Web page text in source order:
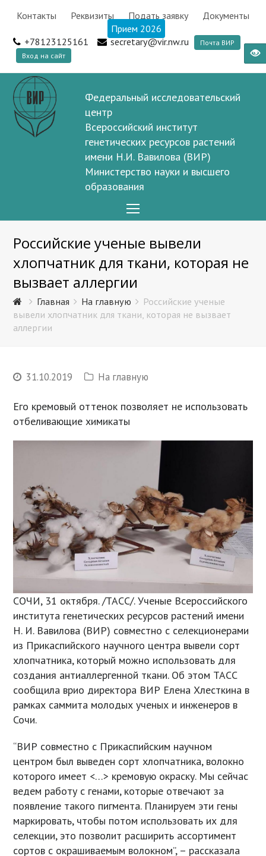
Контакты Реквизиты Подать заявку
Документы
Прием 2026
+78123125161
secretary@vir.nw.ru
Почта ВИР
Вход на сайт
Федеральный исследовательский
центр
Всероссийский институт
генетических ресурсов растений
имени Н.И. Вавилова (ВИР)
Министерство науки и высшего
образования
Menu
Российские ученые вывели
хлопчатник для ткани, которая не
вызвает аллергии
Главная На главную
Российские ученые
вывели хлопчатник для ткани, которая не вызвает
аллергии
31.10.2019 На главную
Его кремовый оттенок позволяет не использовать
отбеливающие химикаты
СОЧИ, 31 октября. /ТАСС/. Ученые Всероссийского
института генетических ресурсов растений имени
Н. И. Вавилова (ВИР) совместно с селекционерами
из Прикаспийского научного центра вывели сорт
хлопчатника, который можно использовать для
создания антиаллергенной ткани. Об этом ТАСС
сообщила врио директора ВИР Елена Хлесткина в
рамках саммита молодых ученых и инженеров в
Сочи.
“ВИР совместно с Прикаспийским научном
центром был выведен сорт хлопчатника, волокно
которого имеет <…> кремовую окраску. Мы сейчас
ведем работу с генами, которые отвечают за
появление такого пигмента. Планируем эти гены
маркировать, чтобы потом использовать их для
селекции, это позволит расширить ассортимент
сортов с окрашиваемым волокном”, – рассказала